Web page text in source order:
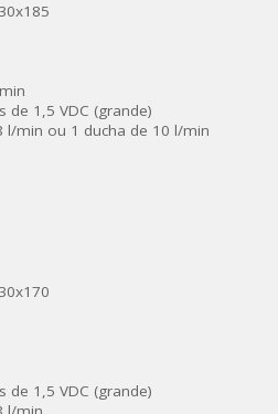
de 1,5 VDC (grande)
l/min ou 1 ducha de 10 l/min
de 1,5 VDC (grande)